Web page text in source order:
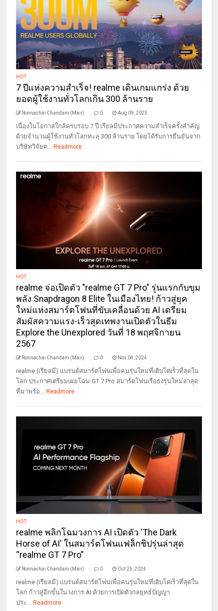
HOT
7 ปีแห่งความสำเร็จ! realme เดินเกมแกร่ง ด้วย
ยอดผู้ใช้งานทั่วโลกเกิน 300 ล้านราย
Ronnachai Chandam (Maii) 0 Aug 09, 2025
เนื่องในโอกาสใกล้ครบรอบ 7 ปี เรียลมีประกาศความสำเร็จครั้งสำคัญ
ด้วยจำนวนผู้ใช้งานทั่วโลกทะลุ 300 ล้านราย โดยได้รับการยืนยันจาก
บริษัทวิจัยต...
Readmore
HOT
realme จ่อเปิดตัว "realme GT 7 Pro" รุ่นแรกกับขุม
พลัง Snapdragon 8 Elite ในเมืองไทย! ก้าวสู่ยุค
ใหม่แห่งสมาร์ตโฟนที่ขับเคลื่อนด้วย AI เตรียม
สัมผัสความแรง-เร็วสุดเทพงานเปิดตัวในธีม
Explore the Unexplored วันที่ 18 พฤศจิกายน
2567
Ronnachai Chandam (Maii) 0 Nov 04, 2024
realme (เรียลมี) แบรนด์สมาร์ตโฟนเพื่อคนรุ่นใหม่ที่เติบโตเร็วที่สุดใน
โลก ประกาศเตรียมเผยโฉม GT 7 Pro สมาร์ตโฟนเรือธงรุ่นใหม่ล่าสุด
ที่มาพร้อ...
Readmore
HOT
realme พลิกโฉมวงการ AI เปิดตัว 'The Dark
Horse of AI' ในสมาร์ตโฟนแฟล็กชิปรุ่นล่าสุด
“realme GT 7 Pro”
Ronnachai Chandam (Maii) 0 Oct 25, 2024
realme (เรียลมี) แบรนด์สมาร์ตโฟนเพื่อคนรุ่นใหม่ที่เติบโตเร็วที่สุดใน
โลก ก้าวสู่อีกขั้นในวงการ AI ด้วยการเปิดตัวกลยุทธ์ปัญญา
ประ...
Readmore